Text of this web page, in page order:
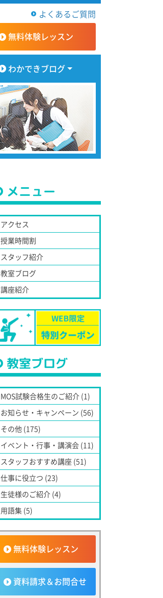
よくあるご質問
無料体験レッスン
わかできブログ
メニュー
アクセス
授業時間割
スタッフ紹介
教室ブログ
講座紹介
教室ブログ
MOS試験合格生のご紹介 (1)
お知らせ・キャンペーン (56)
その他 (175)
イベント・行事・講演会 (11)
スタッフおすすめ講座 (51)
仕事に役立つ (23)
生徒様のご紹介 (4)
用語集 (5)
無料体験レッスン
資料請求＆お問合せ